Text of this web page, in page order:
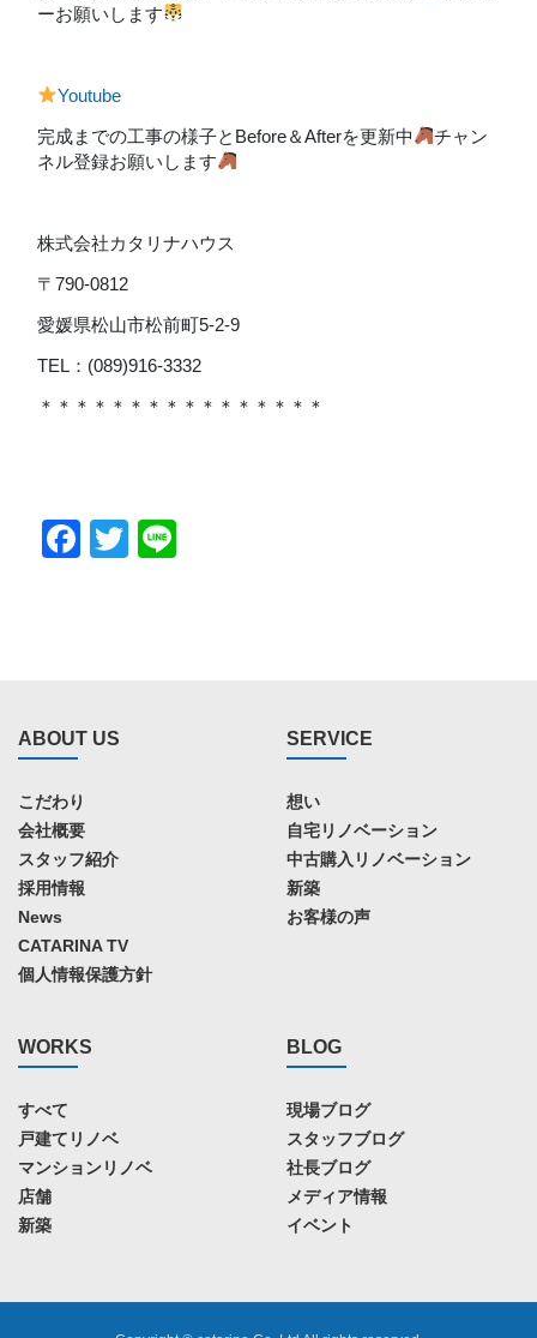
ーお願いします
Youtube
完成までの工事の様子とBefore＆Afterを更新中
チャン
ネル登録お願いします
株式会社カタリナハウス
〒790-0812
愛媛県松山市松前町5-2-9
TEL：(089)916-3332
＊＊＊＊＊＊＊＊＊＊＊＊＊＊＊＊
Facebook
Twitter
ABOUT US
こだわり
会社概要
スタッフ紹介
採用情報
News
CATARINA TV
個人情報保護方針
SERVICE
想い
自宅リノベーション
中古購入リノベーション
新築
お客様の声
WORKS
すべて
戸建てリノベ
マンションリノベ
店舗
新築
BLOG
現場ブログ
スタッフブログ
社長ブログ
メディア情報
イベント